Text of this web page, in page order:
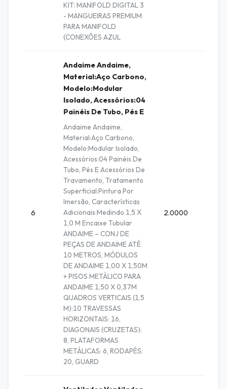
KIT: MANIFOLD DIGITAL 3
- MANGUEIRAS PREMIUM
PARA MANIFOLD
(CONEXÕES AZUL
6
Andaime Andaime,
Material:Aço Carbono,
Modelo:Modular
Isolado, Acessórios:04
Painéis De Tubo, Pés E
Andaime Andaime,
Material:Aço Carbono,
Modelo:Modular Isolado,
Acessórios:04 Painéis De
Tubo, Pés E Acessórios De
Travamento, Tratamento
Superficial:Pintura Por
Imersão, Características
Adicionais:Medindo 1,5 X
1,0 M Encaixe Tubular
ANDAIME – CONJ DE
PEÇAS DE ANDAIME ATÉ
10 METROS, MÓDULOS
DE ANDAIME 1,00 X 1,50M
+ PISOS METÁLICO PARA
ANDAIME 1,50 X 0,37M
QUADROS VERTICAIS (1,5
M):10 TRAVESSAS
HORIZONTAIS: 16,
DIAGONAIS (CRUZETAS):
8, PLATAFORMAS
METÁLICAS: 6, RODAPÉS:
20, GUARD
2.0000